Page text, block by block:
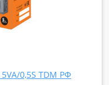
0,5S TDM РФ